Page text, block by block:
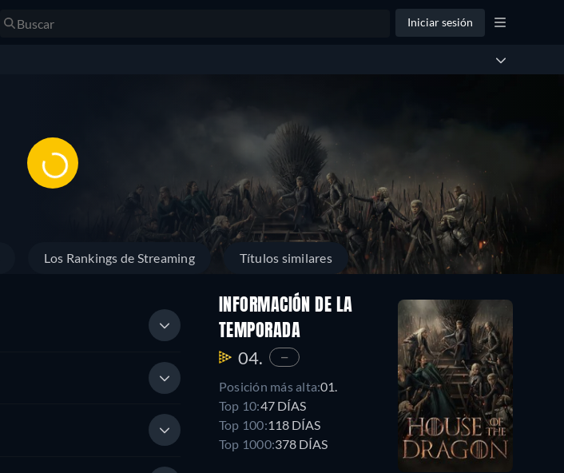
Iniciar sesión
Los Rankings de Streaming Títulos similares
INFORMACIÓN DE LA
TEMPORADA
04. —
Posición más alta:01.
Top 10:47 DÍAS
Top 100:118 DÍAS
Top 1000:378 DÍAS